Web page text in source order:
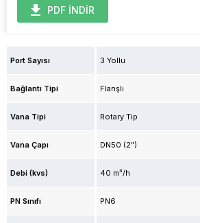
PDF İNDİR
Port Sayısı 3 Yollu
Bağlantı Tipi Flanşlı
Vana Tipi Rotary Tip
Vana Çapı DN50 (2")
Debi (kvs) 40 m³/h
PN Sınıfı PN6